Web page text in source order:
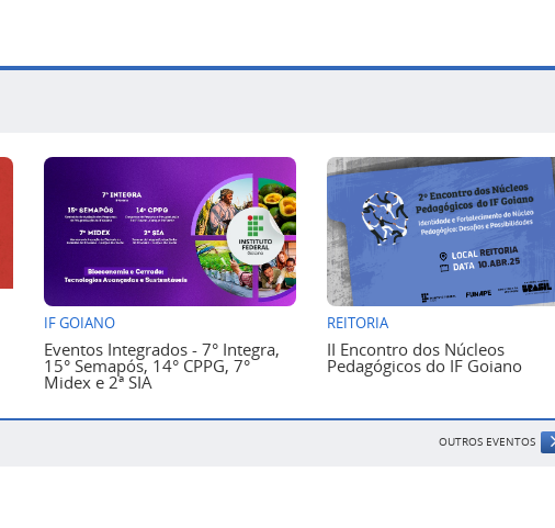
IF GOIANO
Eventos Integrados - 7° Integra,
15° Semapós, 14° CPPG, 7°
Midex e 2ª SIA
REITORIA
II Encontro dos Núcleos
Pedagógicos do IF Goiano
OUTROS EVENTOS